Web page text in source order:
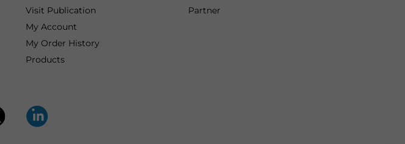
Visit Publication
My Account
My Order History
Products
Partner